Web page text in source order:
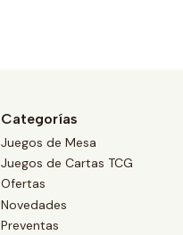
Categorías
Juegos de Mesa
Juegos de Cartas TCG
Ofertas
Novedades
Preventas